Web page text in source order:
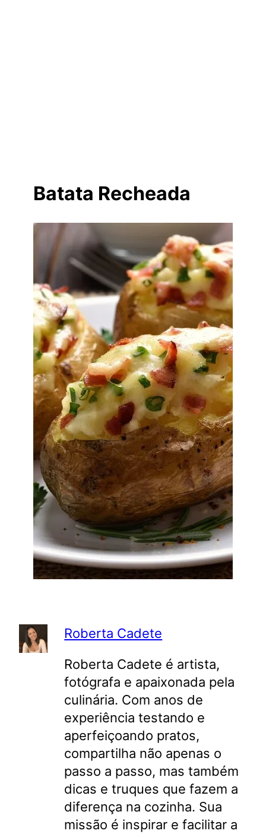
Batata Recheada
Roberta Cadete
Roberta Cadete é artista,
fotógrafa e apaixonada pela
culinária. Com anos de
experiência testando e
aperfeiçoando pratos,
compartilha não apenas o
passo a passo, mas também
dicas e truques que fazem a
diferença na cozinha. Sua
missão é inspirar e facilitar a